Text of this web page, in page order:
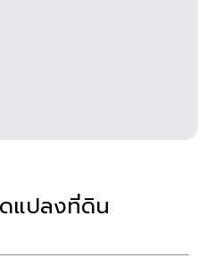
ดแปลงที่ดิน